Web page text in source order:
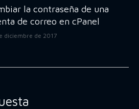
la contraseña de una
de correo en cPanel
diciembre de 2017